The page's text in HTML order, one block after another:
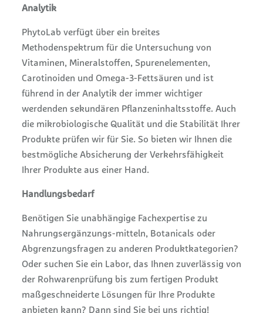
Analytik
PhytoLab verfügt über ein breites
Methodenspektrum für die Untersuchung von
Vitaminen, Mineralstoffen, Spurenelementen,
Carotinoiden und Omega-3-Fettsäuren und ist
führend in der Analytik der immer wichtiger
werdenden sekundären Pflanzeninhaltsstoffe. Auch
die mikrobiologische Qualität und die Stabilität Ihrer
Produkte prüfen wir für Sie. So bieten wir Ihnen die
bestmögliche Absicherung der Verkehrsfähigkeit
Ihrer Produkte aus einer Hand.
Handlungsbedarf
Benötigen Sie unabhängige Fachexpertise zu
Nahrungsergänzungs-mitteln, Botanicals oder
Abgrenzungsfragen zu anderen Produktkategorien?
Oder suchen Sie ein Labor, das Ihnen zuverlässig von
der Rohwarenprüfung bis zum fertigen Produkt
maßgeschneiderte Lösungen für Ihre Produkte
anbieten kann? Dann sind Sie bei uns richtig!